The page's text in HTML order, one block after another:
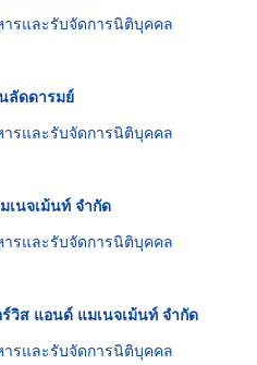
ารและรับจัดการนิติบุคคล
ลัดดารมย์
ารและรับจัดการนิติบุคคล
นจเม้นท์ จำกัด
ารและรับจัดการนิติบุคคล
วิส แอนด์ แมเนจเม้นท์ จำกัด
ารและรับจัดการนิติบุคคล